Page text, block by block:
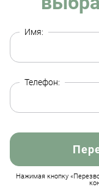
Имя:
Телефон:
Нажимая кнопку